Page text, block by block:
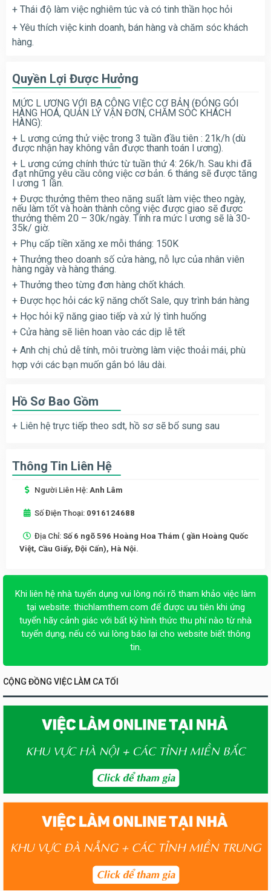
+ Thái độ làm việc nghiêm túc và có tinh thần học hỏi
+ Yêu thích việc kinh doanh, bán hàng và chăm sóc khách
hàng.
Quyền Lợi Được Hưởng
MỨC L ƯƠNG VỚI BA CÔNG VIỆC CƠ BẢN (ĐÓNG GÓI
HÀNG HOÁ, QUẢN LÝ VẬN ĐƠN, CHĂM SÓC KHÁCH
HÀNG):
+ L ương cứng thử việc trong 3 tuần đầu tiên : 21k/h (dù
được nhận hay không vẫn được thanh toán l ương).
+ L ương cứng chính thức từ tuần thứ 4: 26k/h. Sau khi đã
đạt những yêu cầu công việc cơ bản. 6 tháng sẽ được tăng
l ương 1 lần.
+ Được thưởng thêm theo năng suất làm việc theo ngày,
nếu làm tốt và hoàn thành công việc được giao sẽ được
thưởng thêm 20 – 30k/ngày. Tính ra mức l ương sẽ là 30-
35k/ giờ.
+ Phụ cấp tiền xăng xe mỗi tháng: 150K
+ Thưởng theo doanh số cửa hàng, nỗ lực của nhân viên
hàng ngày và hàng tháng.
+ Thưởng theo từng đơn hàng chốt khách.
+ Được học hỏi các kỹ năng chốt Sale, quy trình bán hàng
+ Học hỏi kỹ năng giao tiếp và xử lý tình huống
+ Cửa hàng sẽ liên hoan vào các dịp lễ tết
+ Anh chị chủ dễ tính, môi trường làm việc thoải mái, phù
hợp với các bạn muốn gắn bó lâu dài.
Hồ Sơ Bao Gồm
+ Liên hệ trực tiếp theo sdt, hồ sơ sẽ bổ sung sau
Thông Tin Liên Hệ
Người Liên Hệ: Anh Lâm
Số Điện Thoại: 0916124688
Địa Chỉ: Số 6 ngõ 596 Hoàng Hoa Thám ( gần Hoàng Quốc
Việt, Cầu Giấy, Đội Cấn), Hà Nội.
Khi liên hệ nhà tuyển dụng vui lòng nói rõ tham khảo việc làm
tại website: thichlamthem.com để được ưu tiên khi ứng
tuyển hãy cảnh giác với bất kỳ hình thức thu phí nào từ nhà
tuyển dụng, nếu có vui lòng báo lại cho website biết thông
tin.
CỘNG ĐỒNG VIỆC LÀM CA TỐI